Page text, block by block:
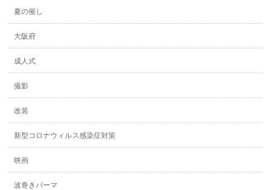
夏の催し
大阪府
成人式
撮影
改装
新型コロナウィルス感染症対策
映画
波巻きパーマ